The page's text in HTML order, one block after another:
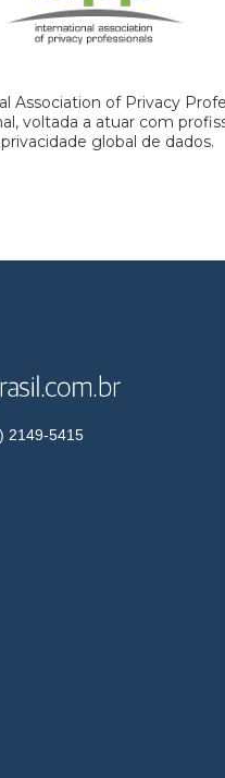
Association of Privacy
voltada a atuar com
global de dados.
2149-5415